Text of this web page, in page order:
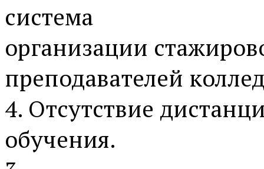
система
организации
преподавателей
4. Отсутствие
обучения.